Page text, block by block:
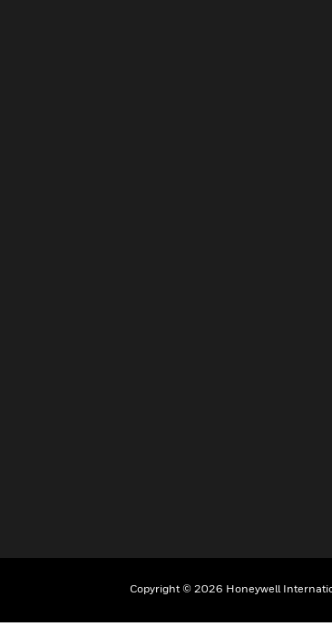
Copyright © 2026 Honeywell